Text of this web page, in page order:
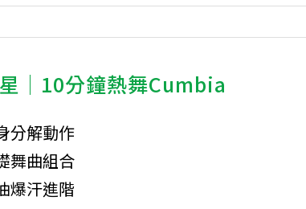
│10分鐘熱舞Cumbia
分解動作
舞曲組合
爆汗進階